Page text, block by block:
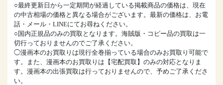
○最終更新日から一定期間が経過している掲載商品の価格は、現在
の中古相場の価格と異なる場合がございます。最新の価格は、お電
話・メール・LINEにてお尋ねください。
○国内正規品のみの買取となります。海賊版・コピー品の買取は一
切行っておりませんのでご了承ください。
◯漫画本のお買取りは現行全巻揃っている場合のみお買取り可能で
す。また、漫画本のお買取りは【宅配買取】のみの対応となりま
す。漫画本の出張買取は行っておりませんので、予めご了承くださ
い。